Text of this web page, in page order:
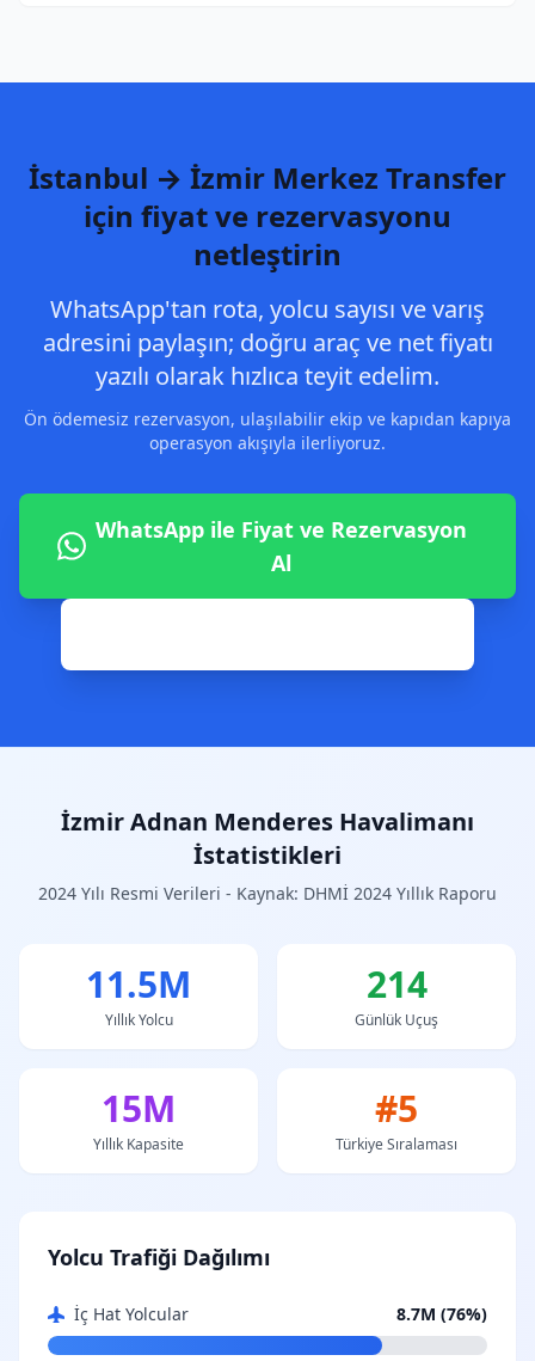
İstanbul → İzmir Merkez Transfer
için fiyat ve rezervasyonu
netleştirin
WhatsApp'tan rota, yolcu sayısı ve varış
adresini paylaşın; doğru araç ve net fiyatı
yazılı olarak hızlıca teyit edelim.
Ön ödemesiz rezervasyon, ulaşılabilir ekip ve kapıdan kapıya
operasyon akışıyla ilerliyoruz.
WhatsApp ile Fiyat ve Rezervasyon
Al
İzmir Adnan Menderes Havalimanı
İstatistikleri
2024 Yılı Resmi Verileri - Kaynak: DHMİ 2024 Yıllık Raporu
11.5M
Yıllık Yolcu
214
Günlük Uçuş
15M
Yıllık Kapasite
#5
Türkiye Sıralaması
Yolcu Trafiği Dağılımı
İç Hat Yolcular 8.7M (76%)